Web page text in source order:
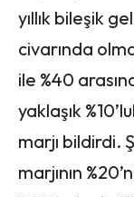
yıllık bileşik
civarında
ile %40
yaklaşık
marjı bildirdi.
marjının